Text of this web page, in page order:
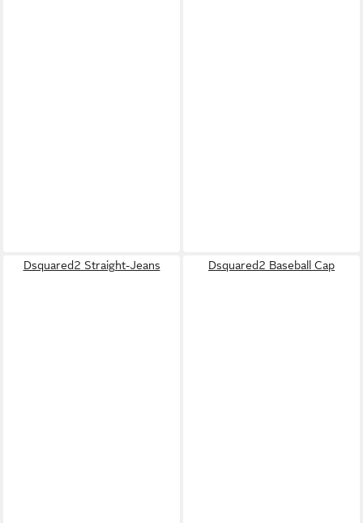
Dsquared2 Straight-Jeans Dsquared2 Baseball Cap